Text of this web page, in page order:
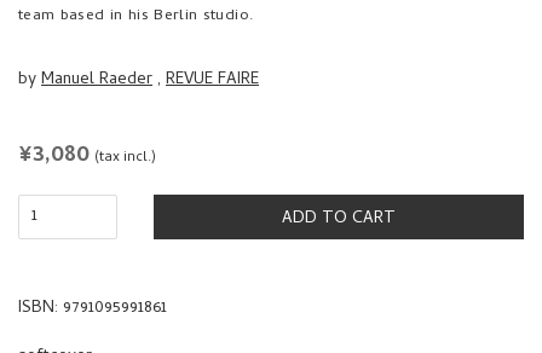
team based in his Berlin studio.
byManuel Raeder, REVUE FAIRE
REGULAR
¥3,080 (tax incl.)
ADD TO CART
ISBN: 9791095991861